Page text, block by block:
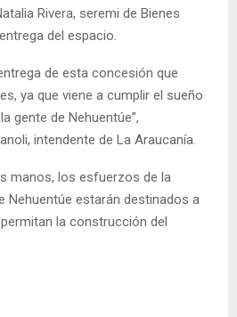
Rivera, seremi de Bienes
del espacio.
de esta concesión que
ya que viene a cumplir el sueño
gente de Nehuentúe”,
intendente de La Araucanía.
manos, los esfuerzos de la
Nehuentúe estarán destinados a
la construcción del